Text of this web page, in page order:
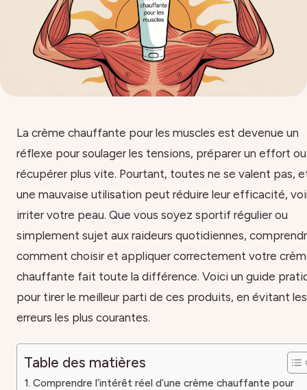
La crème chauffante pour les muscles est devenue un
réflexe pour soulager les tensions, préparer un effort ou
récupérer plus vite. Pourtant, toutes ne se valent pas,
une mauvaise utilisation peut réduire leur efficacité,
irriter votre peau. Que vous soyez sportif régulier ou
simplement sujet aux raideurs quotidiennes,
comment choisir et appliquer correctement votre
chauffante fait toute la différence. Voici un guide
pour tirer le meilleur parti de ces produits, en évitant les
erreurs les plus courantes.
Table des matières
Comprendre l’intérêt réel d’une crème chauffante pour